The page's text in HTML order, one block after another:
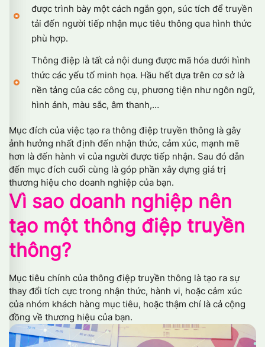
được trình bày một cách ngắn gọn, súc tích để truyền
tải đến người tiếp nhận mục tiêu thông qua hình thức
phù hợp.
Thông điệp là tất cả nội dung được mã hóa dưới hình
thức các yếu tố minh họa. Hầu hết dựa trên cơ sở là
nền tảng của các công cụ, phương tiện như ngôn ngữ,
hình ảnh, màu sắc, âm thanh,…
Mục đích của việc tạo ra thông điệp truyền thông là gây
ảnh hưởng nhất định đến nhận thức, cảm xúc, mạnh mẽ
hơn là đến hành vi của người được tiếp nhận. Sau đó dẫn
đến mục đích cuối cùng là góp phần xây dựng giá trị
thương hiệu cho doanh nghiệp của bạn.
Vì sao doanh nghiệp nên
tạo một thông điệp truyền
thông?
Mục tiêu chính của thông điệp truyền thông là tạo ra sự
thay đổi tích cực trong nhận thức, hành vi, hoặc cảm xúc
của nhóm khách hàng mục tiêu, hoặc thậm chí là cả cộng
đồng về thương hiệu của bạn.